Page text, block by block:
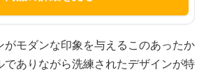
がモダンな印象を与えるこのあったか
でありながら洗練されたデザインが特